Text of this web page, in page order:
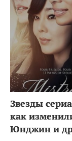
Звезды
как
Юнджин и